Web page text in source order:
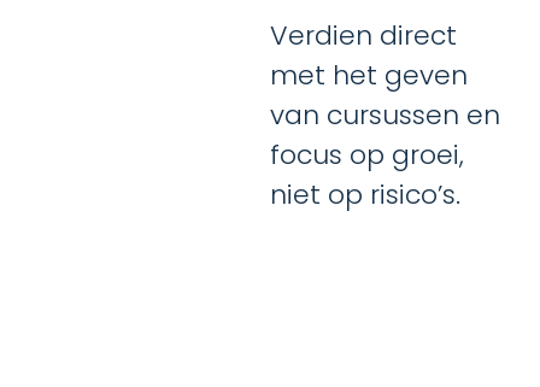
Verdien direct
met het geven
van cursussen en
focus op groei,
niet op risico’s.